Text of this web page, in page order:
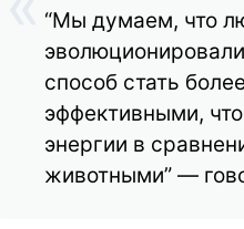
“Мы думаем, что
способ стать
эффективными,
энергии в
животными” —